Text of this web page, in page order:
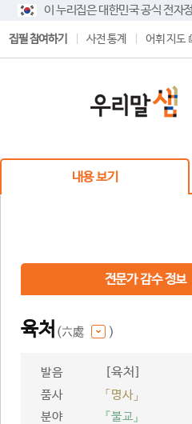
이 누리집은 대한민국 공식 전자
집필 참여하기 사전 통계 어휘 지도
내용 보기
전문가 감수 정보
육처 (六處 )
발음 [육처]
품사
「명사」
분야
『불교』